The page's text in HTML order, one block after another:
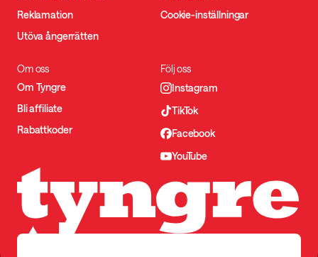
Reklamation
Utöva ångerrätten
Cookie-inställningar
Om oss
Om Tyngre
Bli affiliate
Rabattkoder
Följ oss
Instagram
TikTok
Facebook
YouTube